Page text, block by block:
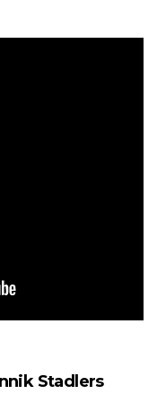
Stadlers